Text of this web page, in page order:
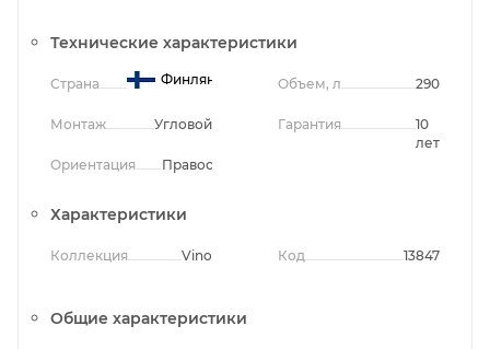
Технические характеристики
Страна Финляндия
Монтаж Угловой
Ориентация Правосторонняя
Объем, л 290
Гарантия
10
лет
Характеристики
Коллекция Vino Код 13847
Общие характеристики